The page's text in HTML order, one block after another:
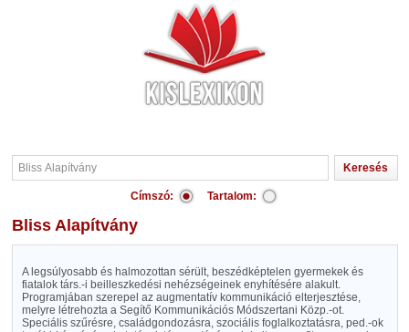
Címszó: Tartalom:
Bliss Alapítvány
A legsúlyosabb és halmozottan sérült, beszédképtelen gyermekek és
fiatalok társ.-i beilleszkedési nehézségeinek enyhítésére alakult.
Programjában szerepel az augmentatív kommunikáció elterjesztése,
melyre létrehozta a Segítő Kommunikációs Módszertani Közp.-ot.
Speciális szűrésre, családgondozásra, szociális foglalkoztatásra, ped.-ok